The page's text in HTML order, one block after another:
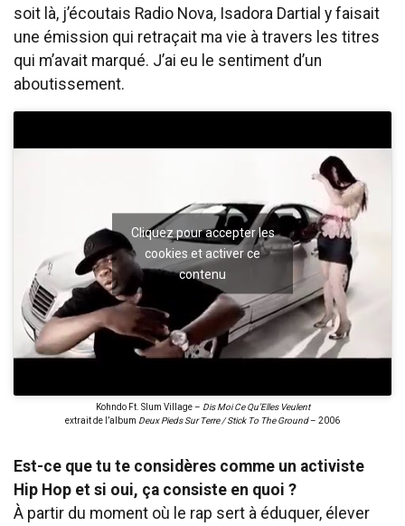
soit là, j’écoutais Radio Nova, Isadora Dartial y faisait
une émission qui retraçait ma vie à travers les titres
qui m’avait marqué. J’ai eu le sentiment d’un
aboutissement.
Cliquez pour accepter les
cookies et activer ce
contenu
Kohndo Ft. Slum Village – Dis Moi Ce Qu’Elles Veulent
extrait de l’album Deux Pieds Sur Terre / Stick To The Ground– 2006
Est-ce que tu te considères comme un activiste
Hip Hop et si oui, ça consiste en quoi ?
À partir du moment où le rap sert à éduquer, élever